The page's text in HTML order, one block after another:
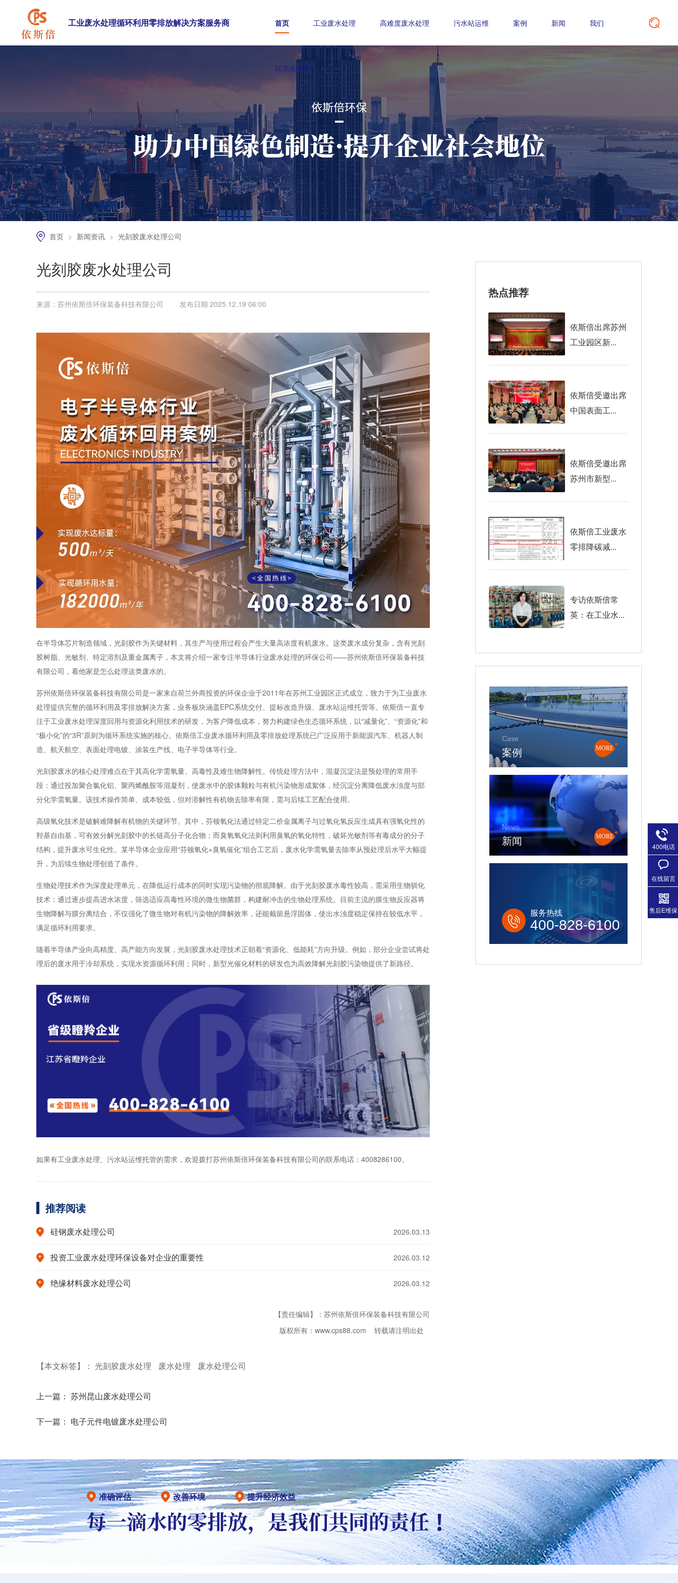
工业废水处理循环利用零排放解决方案服务商 首页 工业废水处理 高难度废水处理 污水站运维 案例 新闻 我们
联系依斯倍
首页 > 新闻资讯 > 光刻胶废水处理公司
光刻胶废水处理公司
来源：苏州依斯倍环保装备科技有限公司 发布日期 2025.12.19 06:00
在半导体芯片制造领域，光刻胶作为关键材料，其生产与使用过程会产生大量高浓度有机废水。这类废水成分复杂，含有光刻
胶树脂、光敏剂、特定溶剂及重金属离子，本文将介绍一家专注半导体行业废水处理的环保公司——苏州依斯倍环保装备科技
有限公司，看他家是怎么处理这类废水的。
苏州依斯倍环保装备科技有限公司是一家来自荷兰外商投资的环保企业于2011年在苏州工业园区正式成立，致力于为工业废水
处理提供完整的循环利用及零排放解决方案，业务板块涵盖EPC系统交付、提标改造升级、废水站运维托管等。依斯倍一直专
注于工业废水处理深度回用与资源化利用技术的研发，为客户降低成本，努力构建绿色生态循环系统，以“减量化”、“资源化”和
“极小化”的“3R”原则为循环系统实施的核心。依斯倍工业废水循环利用及零排放处理系统已广泛应用于新能源汽车、机器人制
造、航天航空、表面处理电镀、涂装生产线、电子半导体等行业。
光刻胶废水的核心处理难点在于其高化学需氧量、高毒性及难生物降解性。传统处理方法中，混凝沉淀法是预处理的常用手
段：通过投加聚合氯化铝、聚丙烯酰胺等混凝剂，使废水中的胶体颗粒与有机污染物形成絮体，经沉淀分离降低废水浊度与部
分化学需氧量。该技术操作简单、成本较低，但对溶解性有机物去除率有限，需与后续工艺配合使用。
高级氧化技术是破解难降解有机物的关键环节。其中，芬顿氧化法通过特定二价金属离子与过氧化氢反应生成具有强氧化性的
羟基自由基，可有效分解光刻胶中的长链高分子化合物；而臭氧氧化法则利用臭氧的氧化特性，破坏光敏剂等有毒成分的分子
结构，提升废水可生化性。某半导体企业应用“芬顿氧化+臭氧催化”组合工艺后，废水化学需氧量去除率从预处理后水平大幅提
升，为后续生物处理创造了条件。
生物处理技术作为深度处理单元，在降低运行成本的同时实现污染物的彻底降解。由于光刻胶废水毒性较高，需采用生物驯化
技术：通过逐步提高进水浓度，筛选适应高毒性环境的微生物菌群，构建耐冲击的生物处理系统。目前主流的膜生物反应器将
生物降解与膜分离结合，不仅强化了微生物对有机污染物的降解效率，还能截留悬浮固体，使出水浊度稳定保持在较低水平，
满足循环利用要求。
随着半导体产业向高精度、高产能方向发展，光刻胶废水处理技术正朝着“资源化、低能耗”方向升级。例如，部分企业尝试将处
理后的废水用于冷却系统，实现水资源循环利用；同时，新型光催化材料的研发也为高效降解光刻胶污染物提供了新路径。
如果有工业废水处理、污水站运维托管的需求，欢迎拨打苏州依斯倍环保装备科技有限公司的联系电话：4008286100。
推荐阅读
2026.03.13
硅钢废水处理公司
2026.03.12
投资工业废水处理环保设备对企业的重要性
2026.03.12
绝缘材料废水处理公司
【责任编辑】：苏州依斯倍环保装备科技有限公司
版权所有：www.cps88.com 转载请注明出处
【本文标签】： 光刻胶废水处理 废水处理 废水处理公司
上一篇： 苏州昆山废水处理公司
下一篇： 电子元件电镀废水处理公司
热点推荐
依斯倍出席苏州
工业园区新...
依斯倍受邀出席
中国表面工...
依斯倍受邀出席
苏州市新型...
依斯倍工业废水
零排降碳减...
专访依斯倍常
英：在工业水...
Case
案例 MORE
News
新闻 MORE
服务热线
400-828-6100
准确评估 改善环境 提升经济效益
400电话
在线留言
售后E维保